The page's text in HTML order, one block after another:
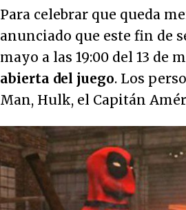
Para celebrar que queda
anunciado que este fin de
mayo a las 19:00 del 13 de
abierta del juego. Los
Man, Hulk, el Capitán